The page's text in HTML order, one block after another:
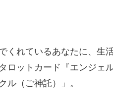
くれているあなたに、生
ロットカード『エンジェ
ル（ご神託）」。